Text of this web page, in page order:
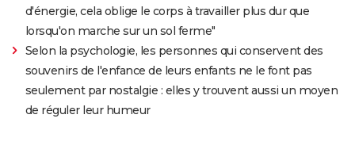
d'énergie, cela oblige le corps à travailler plus dur que
lorsqu'on marche sur un sol ferme"
Selon la psychologie, les personnes qui conservent des
souvenirs de l'enfance de leurs enfants ne le font pas
seulement par nostalgie : elles y trouvent aussi un moyen
de réguler leur humeur